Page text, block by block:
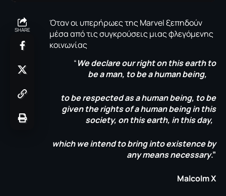
SHARE
Όταν οι υπερήρωες της Μarvel ξεπηδούν
μέσα από τις συγκρούσεις μιας φλεγόμενης
κοινωνίας
“We declare our right on this earth to
be a man, to be a human being,
to be respected as a human being, to be
given the rights of a human being in this
society, on this earth, in this day,
which we intend to bring into existenceby
any means necessary.”
Malcolm X